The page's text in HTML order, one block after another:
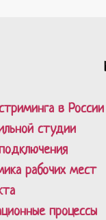
в России
студии
рабочих мест
процессы